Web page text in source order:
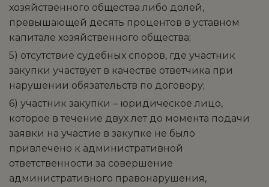
хозяйственного общества либо долей,
превышающей десять процентов в уставном
капитале хозяйственного общества;
5) отсутствие судебных споров, где участник
закупки участвует в качестве ответчика при
нарушении обязательств по договору;
6) участник закупки – юридическое лицо,
которое в течение двух лет до момента подачи
заявки на участие в закупке не было
привлечено к административной
ответственности за совершение
административного правонарушения,